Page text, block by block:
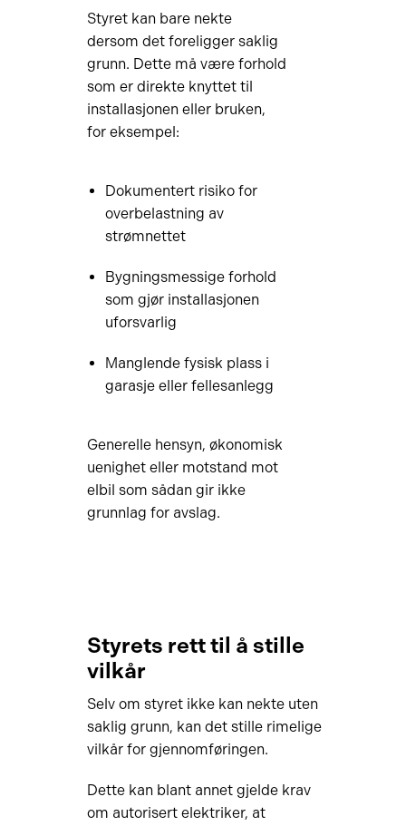
Styret kan bare nekte
dersom det foreligger saklig
grunn. Dette må være forhold
som er direkte knyttet til
installasjonen eller bruken,
for eksempel:
Dokumentert risiko for
overbelastning av
strømnettet
Bygningsmessige forhold
som gjør installasjonen
uforsvarlig
Manglende fysisk plass i
garasje eller fellesanlegg
Generelle hensyn, økonomisk
uenighet eller motstand mot
elbil som sådan gir ikke
grunnlag for avslag.
Styrets rett til å stille
vilkår
Selv om styret ikke kan nekte uten
saklig grunn, kan det stille rimelige
vilkår for gjennomføringen.
Dette kan blant annet gjelde krav
om autorisert elektriker, at